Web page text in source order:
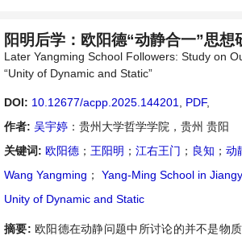
阳明后学：欧阳德“动静合一”思想
Later Yangming School Followers: Study on
“Unity of Dynamic and Static”
DOI: 10.12677/acpp.2025.144201 PDF,
作者: 吴宇婷 ：贵州大学哲学学院，贵州 贵阳
关键词: 欧阳德 ； 王阳明 ； 江右王门 ； 良知 ； 动
Wang Yangming ； Yang-Ming School in
Unity of Dynamic and Static
摘要: 欧阳德在动静问题中所讨论的并不是物